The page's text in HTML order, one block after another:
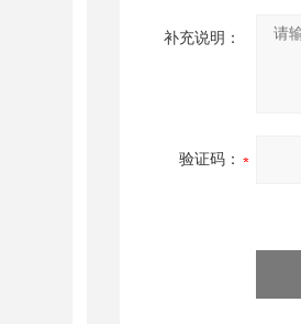
补充说明：
验证码：